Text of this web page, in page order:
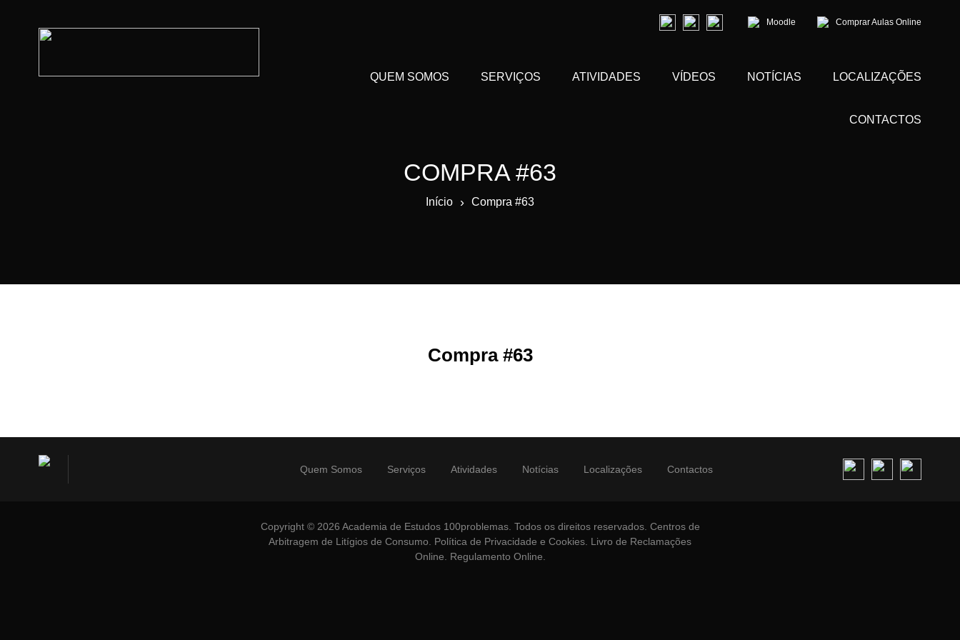
Moodle Comprar Aulas Online
QUEM SOMOS SERVIÇOS ATIVIDADES VÍDEOS NOTÍCIAS LOCALIZAÇÕES
CONTACTOS
COMPRA #63
Início › Compra #63
Compra #63
Quem Somos Serviços Atividades Notícias Localizações Contactos
Copyright © 2026 Academia de Estudos 100problemas. Todos os direitos reservados. Centros de
Arbitragem de Litígios de Consumo
Política de Privacidade e Cookies Livro de Reclamações
Online
Regulamento Online